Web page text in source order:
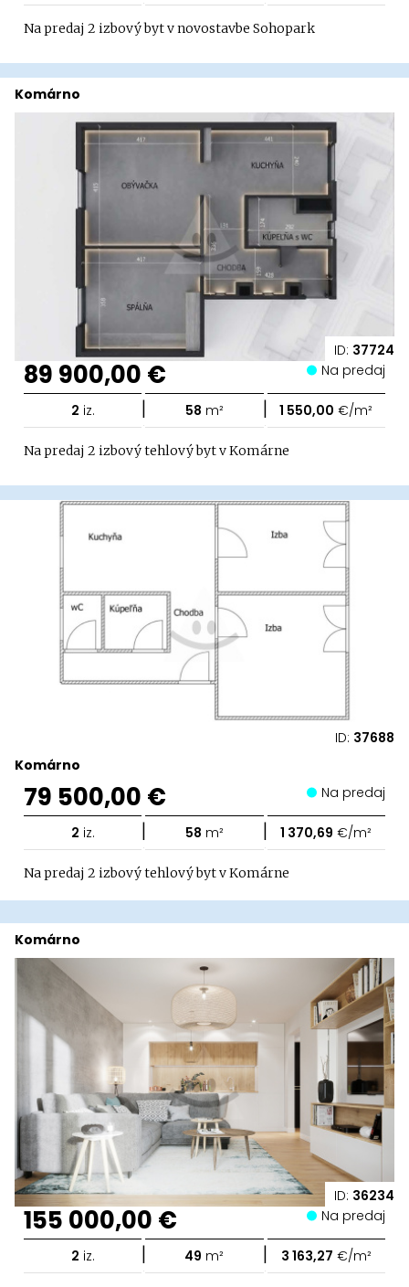
Na predaj 2 izbový byt v novostavbe Sohopark
ID: 37724
Komárno
89 900,00 € Na predaj
2 iz. | 58 m² | 1 550,00 €/m²
Na predaj 2 izbový tehlový byt v Komárne
ID: 37688
Komárno
79 500,00 € Na predaj
2 iz. | 58 m² | 1 370,69 €/m²
Na predaj 2 izbový tehlový byt v Komárne
ID: 36234
Komárno
155 000,00 € Na predaj
2 iz. | 49 m² | 3 163,27 €/m²